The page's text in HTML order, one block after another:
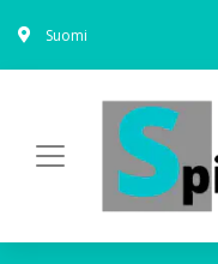
Suomi